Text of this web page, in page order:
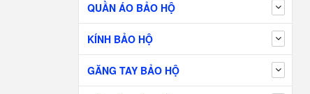
QUẦN ÁO BẢO HỘ
KÍNH BẢO HỘ
GĂNG TAY BẢO HỘ